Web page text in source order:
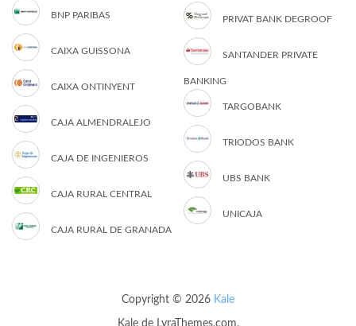
BNP PARIBAS
CAIXA GUISSONA
CAIXA ONTINYENT
CAJA ALMENDRALEJO
CAJA DE INGENIEROS
CAJA RURAL CENTRAL
CAJA RURAL DE GRANADA
PRIVAT BANK DEGROOF
SANTANDER PRIVATE
BANKING
TARGOBANK
TRIODOS BANK
UBS BANK
UNICAJA
Copyright © 2026 Kale
Kalede LyraThemes.com.